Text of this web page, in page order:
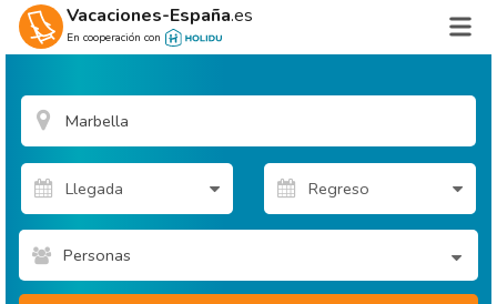
Vacaciones-España.es
En cooperación con
Personas